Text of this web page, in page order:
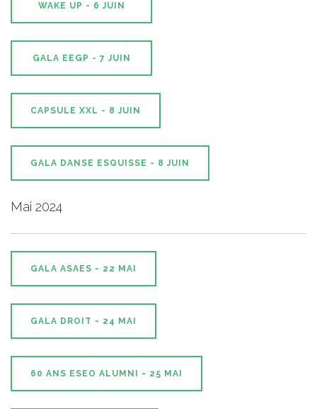
WAKE UP - 6 JUIN
GALA EEGP - 7 JUIN
CAPSULE XXL - 8 JUIN
GALA DANSE ESQUISSE - 8 JUIN
Mai 2024
GALA ASAES - 22 MAI
GALA DROIT - 24 MAI
60 ANS ESEO ALUMNI - 25 MAI